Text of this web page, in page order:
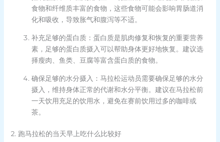
食物和纤维质丰富的食物，这些食物可能会影响胃肠道消
化和吸收，导致胀气和腹泻等不适。
补充足够的蛋白质：蛋白质是肌肉修复和恢复的重要营养
素，足够的蛋白质摄入可以帮助身体更好地恢复。建议选
择瘦肉、鱼类、豆腐等富含蛋白质的食物。
确保足够的水分摄入：马拉松运动员需要确保足够的水分
摄入，维持身体正常的代谢和水分平衡。建议在马拉松前
一天饮用充足的饮用水，避免在赛前饮用过多的咖啡或
茶。
2. 跑马拉松的当天早上吃什么比较好